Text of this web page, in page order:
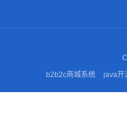
b2b2c商城系统
java开